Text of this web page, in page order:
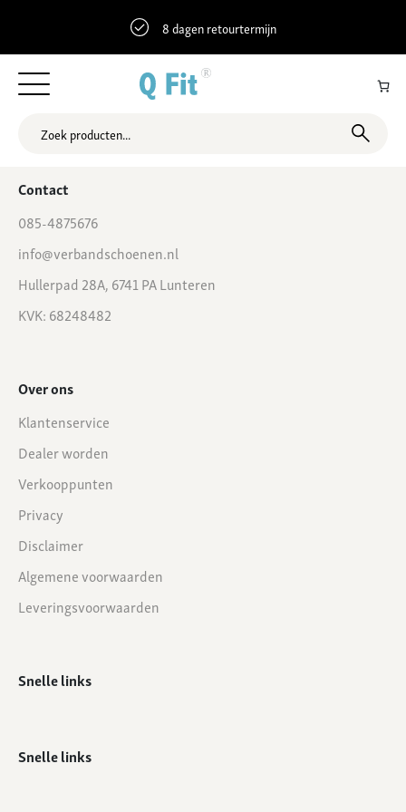
8 dagen retourtermijn
52.3507907 6.6671271 Bornsestraat 67, Almelo, Nederland
Contact
085-4875676
info@verbandschoenen.nl
Hullerpad 28A, 6741 PA Lunteren
KVK: 68248482
Over ons
Klantenservice
Dealer worden
Verkooppunten
Privacy
Disclaimer
Algemene voorwaarden
Leveringsvoorwaarden
Snelle links
Snelle links